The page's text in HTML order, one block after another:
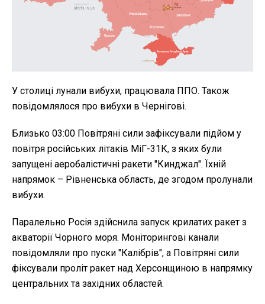
У столиці лунали вибухи, працювала ППО. Також
повідомлялося про вибухи в Чернігові.
Близько 03:00 Повітряні сили зафіксували підйом у
повітря російських літаків МіГ-31К, з яких були
запущені аеробалістичні ракети "Кинджал". Їхній
напрямок – Рівненська область, де згодом пролунали
вибухи.
Паралельно Росія здійснила запуск крилатих ракет з
акваторії Чорного моря. Моніторингові канали
повідомляли про пуски "Калібрів", а Повітряні сили
фіксували проліт ракет над Херсонщиною в напрямку
центральних та західних областей.